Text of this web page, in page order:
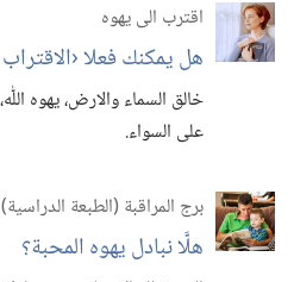
اقترب الى يهوه
هل يمكنك فعلا ‹الاقتراب
خالق السماء والارض،‏ يهوه
على السواء.‏
برج المراقبة (‏الطبعة الدراسية)‏
هلَّا نبادل يهوه المحبة؟‏